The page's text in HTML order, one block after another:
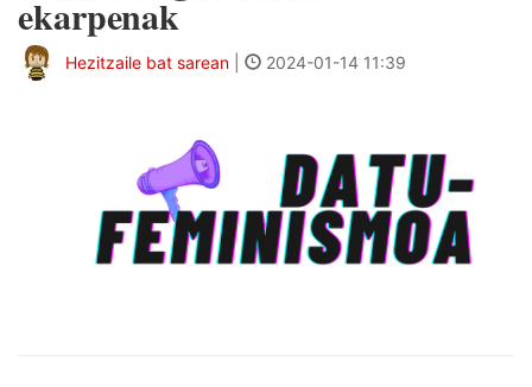
ekarpenak
Hezitzaile bat sarean 2024-01-14 11:39